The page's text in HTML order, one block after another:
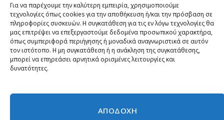
Για να παρέχουμε την καλύτερη εμπειρία, χρησιμοποιούμε
τεχνολογίες όπως cookies για την αποθήκευση ή/και την πρόσβαση σε
πληροφορίες συσκευών. Η συγκατάθεση για τις εν λόγω τεχνολογίες θα
μας επιτρέψει να επεξεργαστούμε δεδομένα προσωπικού χαρακτήρα,
όπως συμπεριφορά περιήγησης ή μοναδικά αναγνωριστικά σε αυτόν
τον ιστότοπο. Η μη συγκατάθεση ή η ανάκληση της συγκατάθεσης,
μπορεί να επηρεάσει αρνητικά ορισμένες λειτουργίες και
δυνατότητες.
ΑΠΟΔΟΧΗ
Θέσεις
Πρόσωπα
Όργανα και ομάδες
Βίντεο
Δελτία Τύπου